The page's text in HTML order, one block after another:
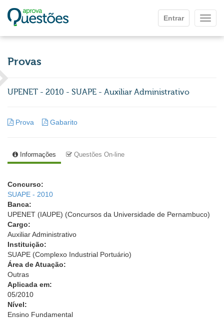
Entrar
Provas
UPENET - 2010 - SUAPE - Auxiliar Administrativo
Prova Gabarito
Informações Questões On-line
Concurso:
SUAPE - 2010
Banca:
UPENET (IAUPE) (Concursos da Universidade de Pernambuco)
Cargo:
Auxiliar Administrativo
Instituição:
SUAPE (Complexo Industrial Portuário)
Área de Atuação:
Outras
Aplicada em:
05/2010
Nível:
Ensino Fundamental